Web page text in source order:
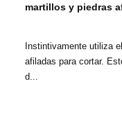
martillos y piedras
Instintivamente utiliza
afiladas para cortar.
d...